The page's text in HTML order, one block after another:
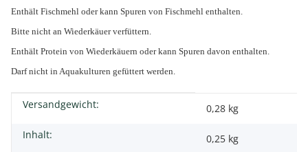
Enthält Fischmehl oder kann Spuren von Fischmehl enthalten.
Bitte nicht an Wiederkäuer verfüttern.
Enthält Protein von Wiederkäuern oder kann Spuren davon enthalten.
Darf nicht in Aquakulturen gefüttert werden.
Produkteigenschaft
Wert
Versandgewicht:
0,28 kg
Inhalt:
0,25 kg